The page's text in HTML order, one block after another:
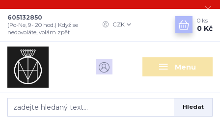
Menu
CZK
Hledat
605132850
(Po-Ne, 9- 20 hod.) Když se
nedovoláte, volám zpět
0 ks
0 Kč